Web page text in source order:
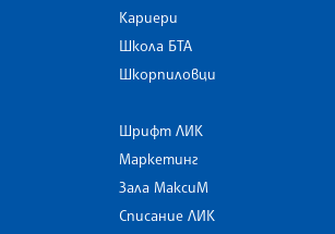
Кариери
Школа БТА
Шкорпиловци
Шрифт ЛИК
Маркетинг
Зала МаксиМ
Списание ЛИК